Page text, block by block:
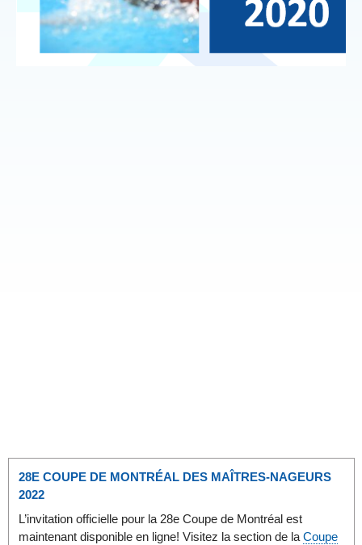
28E COUPE DE MONTRÉAL DES MAÎTRES-NAGEURS
2022
L’invitation officielle pour la 28e Coupe de Montréal est
maintenant disponible en ligne! Visitez la section de la Coupe